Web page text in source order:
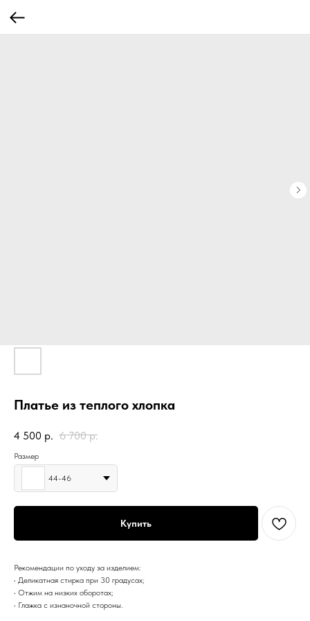
Платье из теплого хлопка
4 500 р. 6 700 р.
Размер
44-46
Купить
Рекомендации по уходу за изделием:
• Деликатная стирка при 30 градусах;
• Отжим на низких оборотах;
• Глажка с изнаночной стороны.